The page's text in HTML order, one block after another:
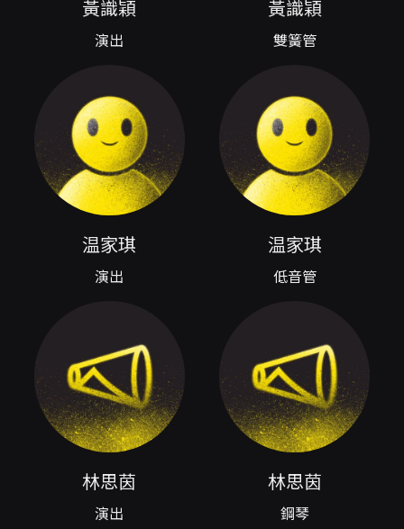
歌》的改編版本呈現，將原作轉換為雙簧管、低
音管與鋼琴的組合，賦予熟悉旋律新的音色輪
晰的呼應與對話；鋼琴既承擔伴襯，也在關鍵時
刻推動整體動力，使得這部經典在編制變換中仍
保有原作的情緒張力，同時展露不同的聲響趣
味。 節目中對法國二十世紀作品的安排，從法朗
賽（Jean Françaix）到浦朗克（Francis
Poulenc），呈現出法國音樂在色彩感、節奏輕
盈與語法幽默上的差異。法朗賽的三重奏以其精
準流暢、跳躍的樂思，讓木管樂句如光影般閃
動；浦朗克的作品則在優雅之餘流露出情感的複
層與反諷，雙簧管與低音管既能互為回應，也能
節目的當代作品《生命的頌歌》（改編給雙簧
管、低音管與鋼琴）把聲音視為承載記憶與文化
的媒介，作品以層層鋪陳的方式探問生命面向，
讓音樂在旋律與和聲的流動中串聯情感與歷史。
這樣的安排將古典、現代與當代創作放在同一場
聽覺旅程中，形成時間與語彙的對話，增強觀眾
對於聲音如何跨越時代、表達地域記憶與個人情
感的理解。 對觀眾而言，本場音樂會的觀賞價值
不僅在於曲目本身，還在於聆聽編制間細緻的音
黃識穎
演出
黃識穎
雙簧管
温家琪
演出
温家琪
低音管
林思茵
演出
林思茵
鋼琴